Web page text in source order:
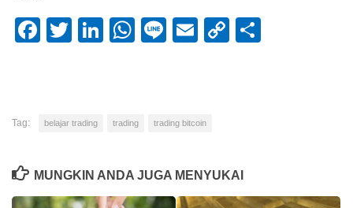
Facebook
TwitterLinkedIn
WhatsApp
LineEmailCopy
Tag: belajar trading trading trading bitcoin
MUNGKIN ANDA JUGA MENYUKAI